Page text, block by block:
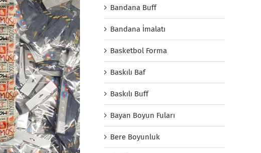
Bandana Buff
Bandana İmalatı
Basketbol Forma
Baskılı Baf
Baskılı Buff
Bayan Boyun Fuları
Bere Boyunluk